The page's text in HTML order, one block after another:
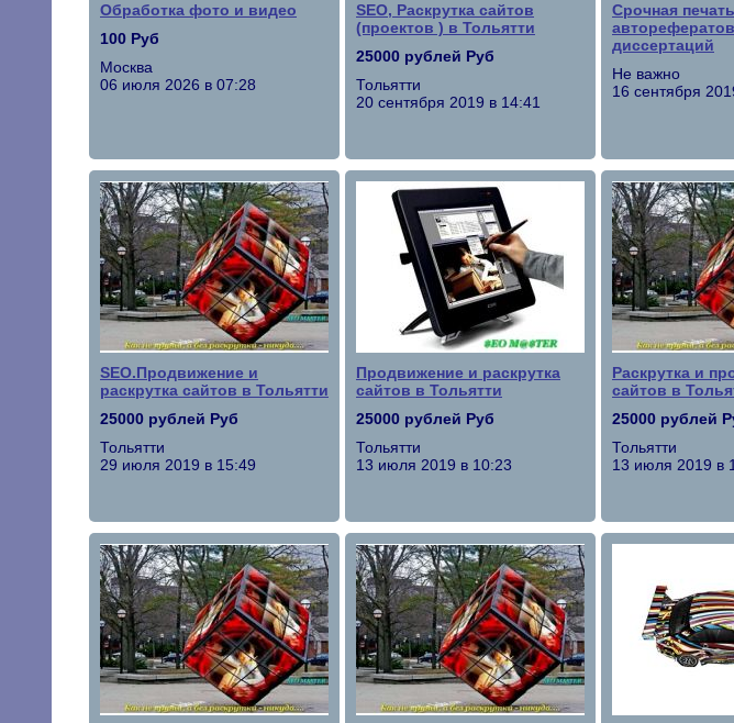
Обработка фото и видео
100 Руб
Москва
06 июля 2026 в 07:28
SEO, Раскрутка сайтов
(проектов ) в Тольятти
25000 рублей Руб
Тольятти
20 сентября 2019 в 14:41
Срочная печать
авторефератов
диссертаций
Не важно
16 сентября
SEO.Продвижение и
раскрутка сайтов в Тольятти
25000 рублей Руб
Тольятти
29 июля 2019 в 15:49
Продвижение и раскрутка
сайтов в Тольятти
25000 рублей Руб
Тольятти
13 июля 2019 в 10:23
Раскрутка и
сайтов в
25000 рублей
Тольятти
13 июля 2019 в